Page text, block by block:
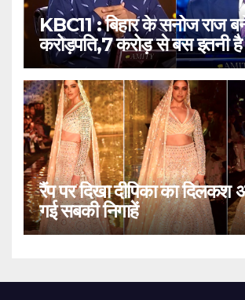
KBC11 : बिहार के सनोज राज
करोड़पति,7 करोड़ से बस इतनी है
रैंप पर दिखा दीपिका का दिलकश
गई सबकी निगाहें